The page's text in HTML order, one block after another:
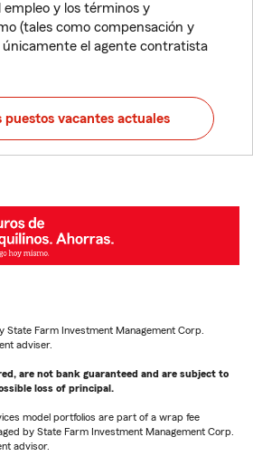
empleo y los términos y
(tales como compensación y
únicamente el agente contratista
puestos vacantes actuales
Farm Investment Management Corp.
adviser.
are not bank guaranteed and are subject to
loss of principal.
model portfolios are part of a wrap fee
by State Farm Investment Management Corp.
advisor.